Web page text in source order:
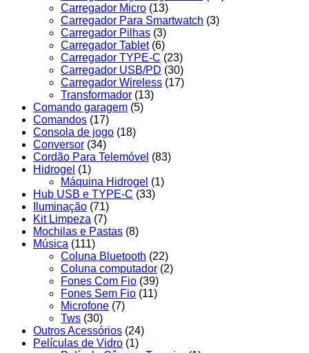
Carregador Micro (13)
Carregador Para Smartwatch (3)
Carregador Pilhas (3)
Carregador Tablet (6)
Carregador TYPE-C (23)
Carregador USB/PD (30)
Carregador Wireless (17)
Transformador (13)
Comando garagem (5)
Comandos (17)
Consola de jogo (18)
Conversor (34)
Cordão Para Telemóvel (83)
Hidrogel (1)
Máquina Hidrogel (1)
Hub USB e TYPE-C (33)
Iluminação (71)
Kit Limpeza (7)
Mochilas e Pastas (8)
Música (111)
Coluna Bluetooth (22)
Coluna computador (2)
Fones Com Fio (39)
Fones Sem Fio (11)
Microfone (7)
Tws (30)
Outros Acessórios (24)
Películas de Vidro (1)